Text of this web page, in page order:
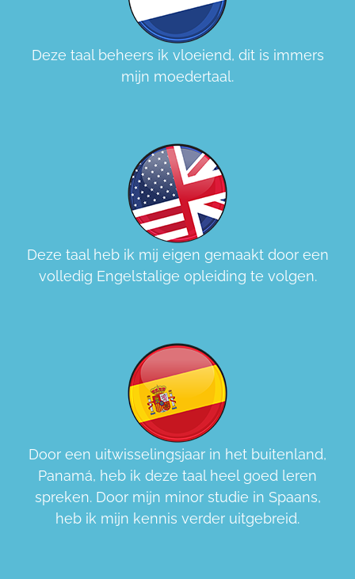
Deze taal beheers ik vloeiend, dit is immers
mijn moedertaal.
Deze taal heb ik mij eigen gemaakt door een
volledig Engelstalige opleiding te volgen.
Door een uitwisselingsjaar in het buitenland,
Panamá, heb ik deze taal heel goed leren
spreken. Door mijn minor studie in Spaans,
heb ik mijn kennis verder uitgebreid.